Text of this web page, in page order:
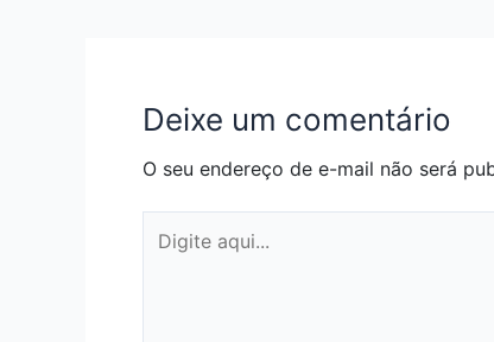
Deixe um comentário
O seu endereço de e-mail não será
aqui...